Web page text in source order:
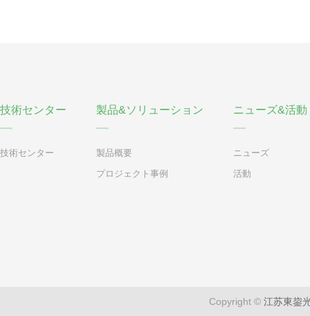
技術センター
技術センター
製品&ソリューション
製品概要
プロジェクト事例
ニューズ&活動
ニューズ
活動
Copyright © 江苏東鋆